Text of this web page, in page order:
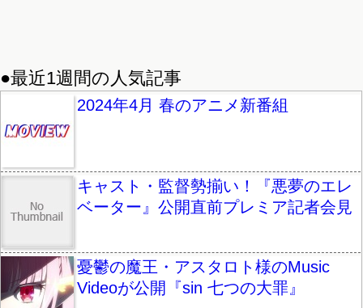
●最近1週間の人気記事
2024年4月 春のアニメ新番組
キャスト・監督勢揃い！『悪夢のエレ
ベーター』公開直前プレミア記者会見
憂鬱の魔王・アスタロト様のMusic
Videoが公開『sin 七つの大罪』